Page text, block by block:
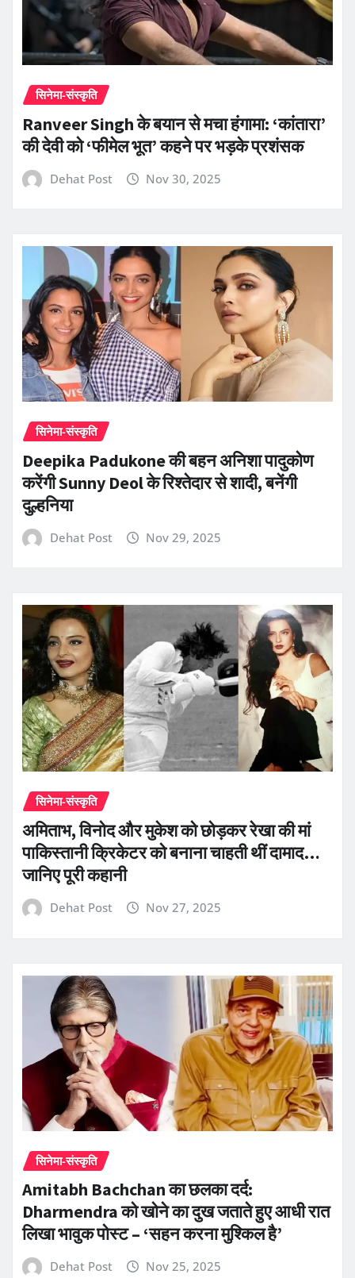
सिनेमा-संस्कृति
Ranveer Singh के बयान से मचा हंगामा: ‘कांतारा’
की देवी को ‘फीमेल भूत’ कहने पर भड़के प्रशंसक
Dehat Post Nov 30, 2025
सिनेमा-संस्कृति
Deepika Padukone की बहन अनिशा पादुकोण
करेंगी Sunny Deol के रिश्तेदार से शादी, बनेंगी
दुल्हनिया
Dehat Post Nov 29, 2025
सिनेमा-संस्कृति
अमिताभ, विनोद और मुकेश को छोड़कर रेखा की मां
पाकिस्तानी क्रिकेटर को बनाना चाहती थीं दामाद…
जानिए पूरी कहानी
Dehat Post Nov 27, 2025
सिनेमा-संस्कृति
Amitabh Bachchan का छलका दर्द:
Dharmendra को खोने का दुख जताते हुए आधी रात
लिखा भावुक पोस्ट – ‘सहन करना मुश्किल है’
Dehat Post Nov 25, 2025